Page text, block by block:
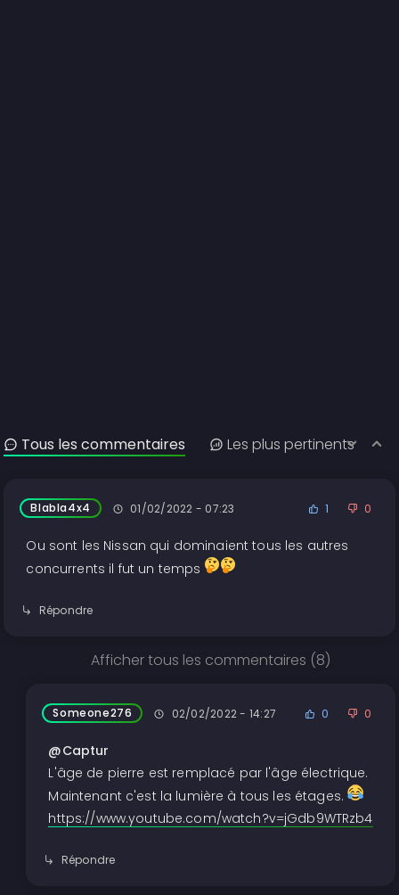
Tous les commentaires Les plus pertinents
Blabla4x4 01/02/2022 - 07:23 1 0
Ou sont les Nissan qui dominaient tous les autres
concurrents il fut un temps
Répondre
Afficher tous les commentaires (8)
Someone276 02/02/2022 - 14:27 0 0
@Captur
L'âge de pierre est remplacé par l'âge électrique.
Maintenant c'est la lumière à tous les étages.
https://www.youtube.com/watch?v=jGdb9WTRzb4
Répondre